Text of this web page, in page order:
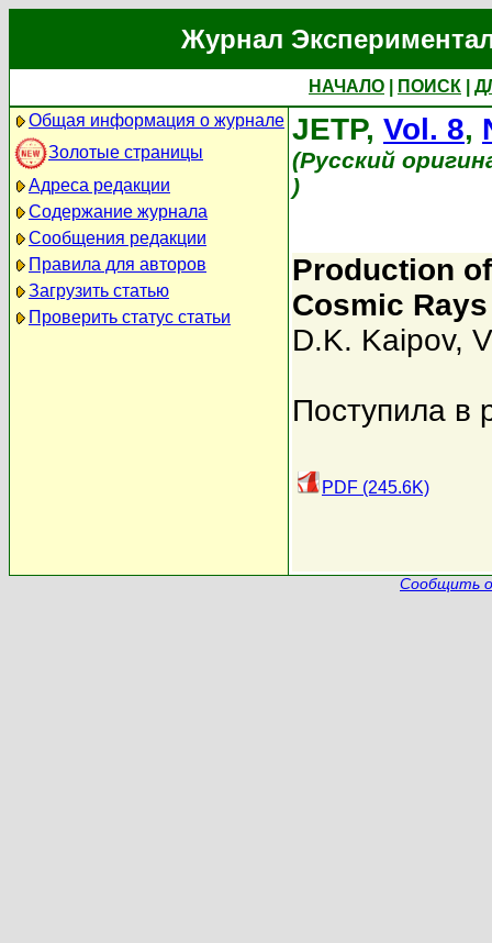
Журнал
НАЧАЛО ПОИСК
Общая информация о журнале
Золотые страницы
Адреса редакции
Содержание журнала
Сообщения редакции
Правила для авторов
Загрузить статью
Проверить статус статьи
JETP, Vol. 8,
(Русский
)
Production
Cosmic
D.K. Kaipov,
Поступила в
PDF (245.6K)
Сообщить о